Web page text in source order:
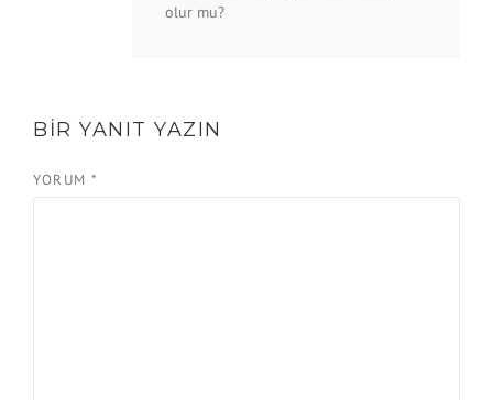
olur mu?
BIR YANIT YAZIN
YORUM *